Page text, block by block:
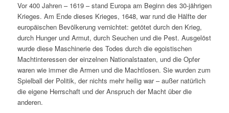
Vor 400 Jahren – 1619 – stand Europa am Beginn des 30-jährigen
Krieges. Am Ende dieses Krieges, 1648, war rund die Hälfte der
europäischen Bevölkerung vernichtet: getötet durch den Krieg,
durch Hunger und Armut, durch Seuchen und die Pest. Ausgelöst
wurde diese Maschinerie des Todes durch die egoistischen
Machtinteressen der einzelnen Nationalstaaten, und die Opfer
waren wie immer die Armen und die Machtlosen. Sie wurden zum
Spielball der Politik, der nichts mehr heilig war – außer natürlich
die eigene Herrschaft und der Anspruch der Macht über die
anderen.